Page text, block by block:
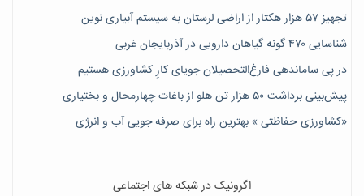
تجهیز ۵۷ هزار هکتار از اراضی لرستان به سیستم آبیاری نوین
شناسایی ۴۷٠ گونه گیاهان دارویی در آذربایجان غربی
در پی ساماندهی فارغ‌التحصیلان جویای کارِ کشاورزی هستیم
پیش‎‌بینی برداشت ۵۰ هزار تن هلو از باغات چهارمحال و بختیاری
«کشاورزی حفاظتی » بهترین راه برای صرفه جویی آب و انرژی
اگرونیک در شبکه های اجتماعی